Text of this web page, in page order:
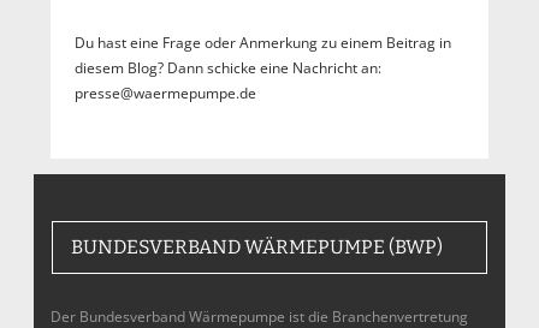
Du hast eine Frage oder Anmerkung zu einem Beitrag in
diesem Blog? Dann schicke eine Nachricht an:
presse@waermepumpe.de
BUNDESVERBAND WÄRMEPUMPE (BWP)
Der Bundesverband Wärmepumpe ist die Branchenvertretung